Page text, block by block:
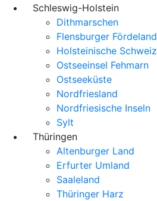
Schleswig-Holstein
Dithmarschen
Flensburger Fördeland
Holsteinische Schweiz
Ostseeinsel Fehmarn
Ostseeküste
Nordfriesland
Nordfriesische Inseln
Sylt
Thüringen
Altenburger Land
Erfurter Umland
Saaleland
Thüringer Harz